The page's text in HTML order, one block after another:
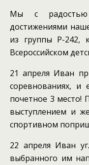
Мы с радостью
достижениями
из группы Р-242,
Всероссийском
21 апреля Иван
соревнованиях, и
почетное 3 место!
выступлением и
спортивном
22 апреля Иван
выбранного им